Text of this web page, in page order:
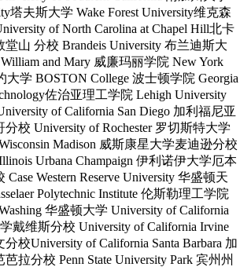
塔夫斯大学 Wake Forest University维克森
of North Carolina at Chapel Hill北卡
山 分校 Brandeis University 布兰迪斯大
and Mary 威廉玛丽学院 New York
大学 BOSTON College 波士顿学院 Georgia
佐治亚理工学院 Lehigh University
of California San Diego 加利福尼亚
校 University of Rochester 罗切斯特大学
Madison 威斯康星大学麦迪逊分校
Urbana Champaign 伊利诺伊大学厄本
Western Reserve University 华盛顿天
Polytechnic Institute 伦斯勒理工学院
华盛顿大学 University of California
戴维斯分校 University of California Irvine
校University of California Santa Barbara 加
拉分校 Penn State University Park 宾州州